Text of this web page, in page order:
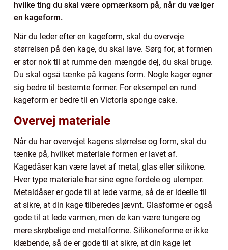
hvilke ting du skal være opmærksom på, når du vælger
en kageform.
Når du leder efter en kageform, skal du overveje
størrelsen på den kage, du skal lave. Sørg for, at formen
er stor nok til at rumme den mængde dej, du skal bruge.
Du skal også tænke på kagens form. Nogle kager egner
sig bedre til bestemte former. For eksempel en rund
kageform er bedre til en Victoria sponge cake.
Overvej materiale
Når du har overvejet kagens størrelse og form, skal du
tænke på, hvilket materiale formen er lavet af.
Kagedåser kan være lavet af metal, glas eller silikone.
Hver type materiale har sine egne fordele og ulemper.
Metaldåser er gode til at lede varme, så de er ideelle til
at sikre, at din kage tilberedes jævnt. Glasforme er også
gode til at lede varmen, men de kan være tungere og
mere skrøbelige end metalforme. Silikoneforme er ikke
klæbende, så de er gode til at sikre, at din kage let